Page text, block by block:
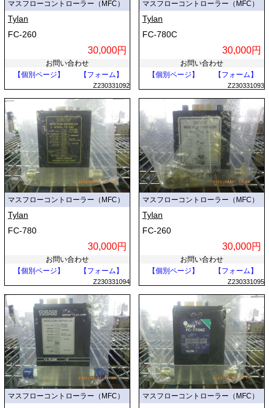
マスフローコントローラー（MFC）
Tylan
FC-260
30,000円
お問い合わせ
【個別ページ】
【フォーム】
Z230331092
マスフローコントローラー（MFC）
Tylan
FC-780C
30,000円
お問い合わせ
【個別ページ】
【フォーム】
Z230331093
マスフローコントローラー（MFC）
Tylan
FC-780
30,000円
お問い合わせ
【個別ページ】
【フォーム】
Z230331094
マスフローコントローラー（MFC）
Tylan
FC-260
30,000円
お問い合わせ
【個別ページ】
【フォーム】
Z230331095
マスフローコントローラー（MFC） マスフローコントローラー（MFC）